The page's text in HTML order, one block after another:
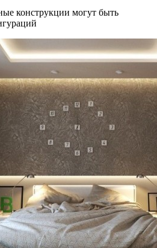
конструкции могут быть